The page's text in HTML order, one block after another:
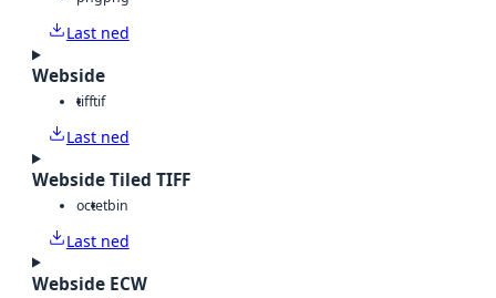
Last ned
Webside
tifftif
Last ned
Webside Tiled TIFF
octetbin
Last ned
Webside ECW